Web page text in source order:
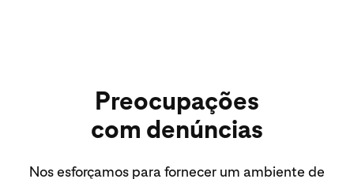
Preocupações
com denúncias
Nos esforçamos para fornecer um ambiente de